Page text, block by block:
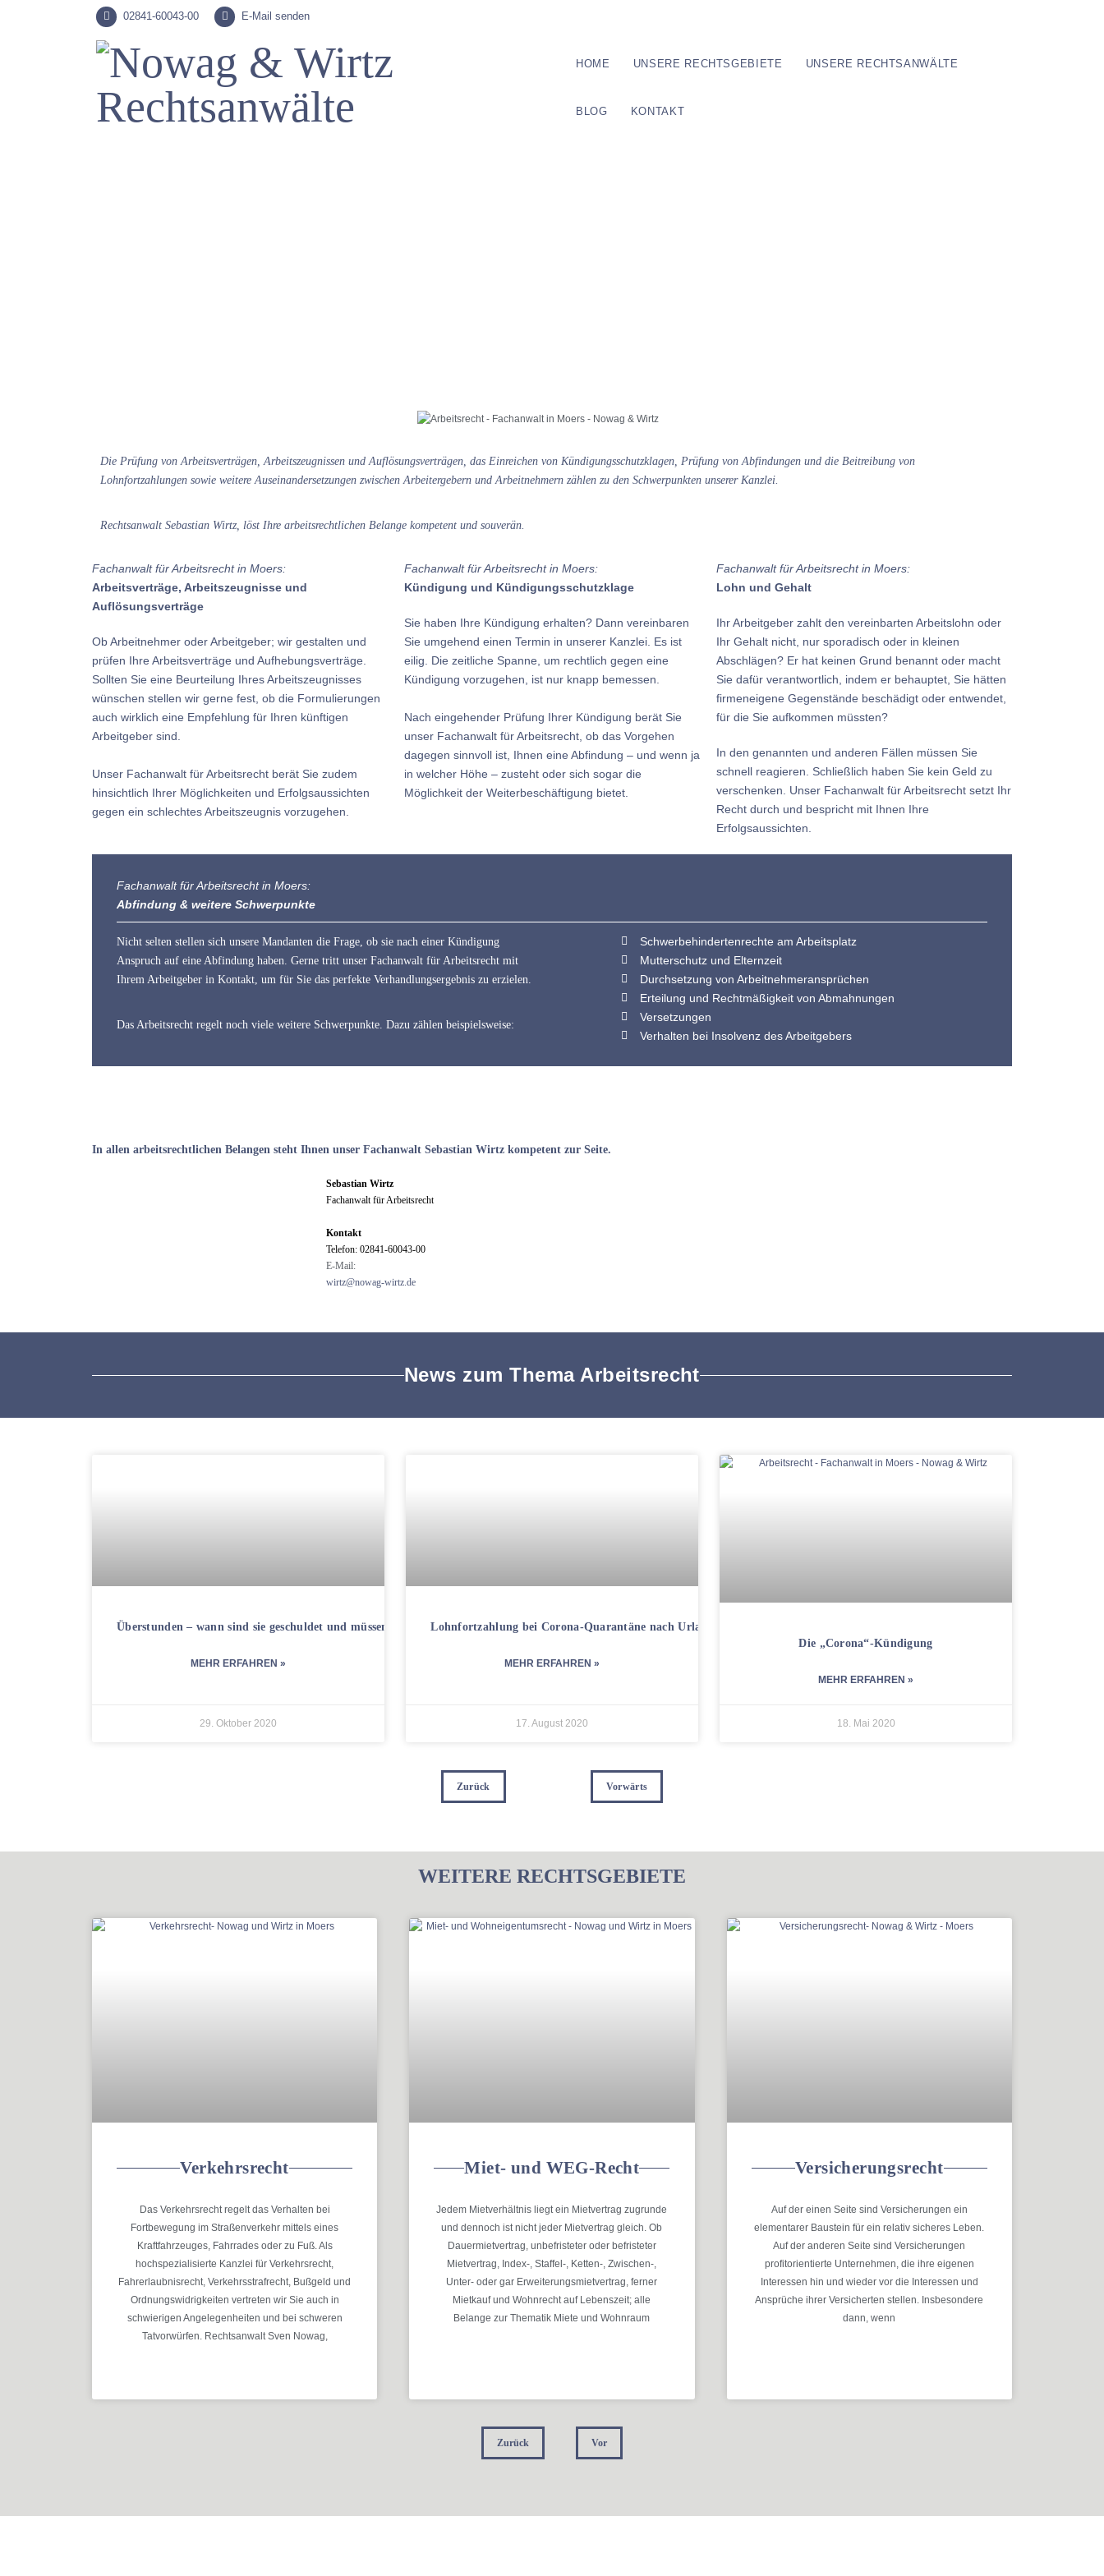
02841-60043-00 E-Mail senden
HOME UNSERE RECHTSGEBIETE UNSERE RECHTSANWÄLTE
BLOG KONTAKT
Die Prüfung von Arbeitsverträgen, Arbeitszeugnissen und Auflösungsverträgen, das Einreichen von Kündigungsschutzklagen, Prüfung von Abfindungen und die Beitreibung von
Lohnfortzahlungen sowie weitere Auseinandersetzungen zwischen Arbeitergebern und Arbeitnehmern zählen zu den Schwerpunkten unserer Kanzlei.
Rechtsanwalt Sebastian Wirtz, löst Ihre arbeitsrechtlichen Belange kompetent und souverän.
Fachanwalt für Arbeitsrecht in Moers:
Arbeitsverträge, Arbeitszeugnisse und
Auflösungsverträge
Ob Arbeitnehmer oder Arbeitgeber; wir gestalten und
prüfen Ihre Arbeitsverträge und Aufhebungsverträge.
Sollten Sie eine Beurteilung Ihres Arbeitszeugnisses
wünschen stellen wir gerne fest, ob die Formulierungen
auch wirklich eine Empfehlung für Ihren künftigen
Arbeitgeber sind.
Unser Fachanwalt für Arbeitsrecht berät Sie zudem
hinsichtlich Ihrer Möglichkeiten und Erfolgsaussichten
gegen ein schlechtes Arbeitszeugnis vorzugehen.
Fachanwalt für Arbeitsrecht in Moers:
Kündigung und Kündigungsschutzklage
Sie haben Ihre Kündigung erhalten? Dann vereinbaren
Sie umgehend einen Termin in unserer Kanzlei. Es ist
eilig. Die zeitliche Spanne, um rechtlich gegen eine
Kündigung vorzugehen, ist nur knapp bemessen.
Nach eingehender Prüfung Ihrer Kündigung berät Sie
unser Fachanwalt für Arbeitsrecht, ob das Vorgehen
dagegen sinnvoll ist, Ihnen eine Abfindung – und wenn ja
in welcher Höhe – zusteht oder sich sogar die
Möglichkeit der Weiterbeschäftigung bietet.
Fachanwalt für Arbeitsrecht in Moers:
Lohn und Gehalt
Ihr Arbeitgeber zahlt den vereinbarten Arbeitslohn oder
Ihr Gehalt nicht, nur sporadisch oder in kleinen
Abschlägen? Er hat keinen Grund benannt oder macht
Sie dafür verantwortlich, indem er behauptet, Sie hätten
firmeneigene Gegenstände beschädigt oder entwendet,
für die Sie aufkommen müssten?
In den genannten und anderen Fällen müssen Sie
schnell reagieren. Schließlich haben Sie kein Geld zu
verschenken. Unser Fachanwalt für Arbeitsrecht setzt Ihr
Recht durch und bespricht mit Ihnen Ihre
Erfolgsaussichten.
Fachanwalt für Arbeitsrecht in Moers:
Abfindung & weitere Schwerpunkte
Nicht selten stellen sich unsere Mandanten die Frage, ob sie nach einer Kündigung
Anspruch auf eine Abfindung haben. Gerne tritt unser Fachanwalt für Arbeitsrecht mit
Ihrem Arbeitgeber in Kontakt, um für Sie das perfekte Verhandlungsergebnis zu erzielen.
Das Arbeitsrecht regelt noch viele weitere Schwerpunkte. Dazu zählen beispielsweise:
Schwerbehindertenrechte am Arbeitsplatz
Mutterschutz und Elternzeit
Durchsetzung von Arbeitnehmeransprüchen
Erteilung und Rechtmäßigkeit von Abmahnungen
Versetzungen
Verhalten bei Insolvenz des Arbeitgebers
In allen arbeitsrechtlichen Belangen steht Ihnen unser Fachanwalt Sebastian Wirtz kompetent zur Seite.
Sebastian Wirtz
Fachanwalt für Arbeitsrecht
Kontakt
Telefon: 02841-60043-00
E-Mail:
wirtz@nowag-wirtz.de
News zum Thema Arbeitsrecht
Überstunden – wann sind sie geschuldet und müssen sie immer bezahlt werden?
MEHR ERFAHREN »
29. Oktober 2020
Lohnfortzahlung bei Corona-Quarantäne nach Urlaub im Risikogebiet?
MEHR ERFAHREN »
17. August 2020
Die „Corona“-Kündigung
MEHR ERFAHREN »
18. Mai 2020
Zurück Vorwärts
WEITERE RECHTSGEBIETE
Verkehrsrecht
Das Verkehrsrecht regelt das Verhalten bei
Fortbewegung im Straßenverkehr mittels eines
Kraftfahrzeuges, Fahrrades oder zu Fuß. Als
hochspezialisierte Kanzlei für Verkehrsrecht,
Fahrerlaubnisrecht, Verkehrsstrafrecht, Bußgeld und
Ordnungswidrigkeiten vertreten wir Sie auch in
schwierigen Angelegenheiten und bei schweren
Tatvorwürfen. Rechtsanwalt Sven Nowag,
Miet- und WEG-Recht
Jedem Mietverhältnis liegt ein Mietvertrag zugrunde
und dennoch ist nicht jeder Mietvertrag gleich. Ob
Dauermietvertrag, unbefristeter oder befristeter
Mietvertrag, Index-, Staffel-, Ketten-, Zwischen-,
Unter- oder gar Erweiterungsmietvertrag, ferner
Mietkauf und Wohnrecht auf Lebenszeit; alle
Belange zur Thematik Miete und Wohnraum
Versicherungsrecht
Auf der einen Seite sind Versicherungen ein
elementarer Baustein für ein relativ sicheres Leben.
Auf der anderen Seite sind Versicherungen
profitorientierte Unternehmen, die ihre eigenen
Interessen hin und wieder vor die Interessen und
Ansprüche ihrer Versicherten stellen. Insbesondere
dann, wenn
Zurück Vor